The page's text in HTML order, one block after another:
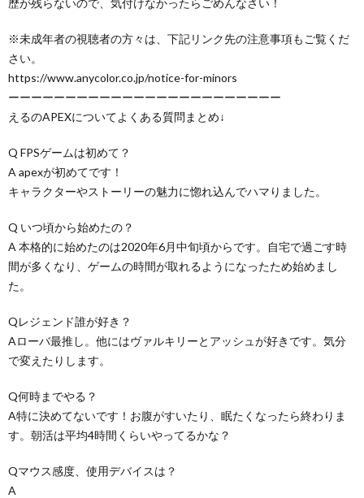
※未成年者の視聴者の方々は、下記リンク先の注意事項もご覧くだ
さい。
https://www.anycolor.co.jp/notice-for-minors
ーーーーーーーーーーーーーーーーーーーーーーーー
えるのAPEXについてよくある質問まとめ↓
Q FPSゲームは初めて？
A apexが初めてです！
キャラクターやストーリーの魅力に惚れ込んでハマりました。
Q いつ頃から始めたの？
A 本格的に始めたのは2020年6月中旬頃からです。自宅で過ごす時
間が多くなり、ゲームの時間が取れるようになったため始めまし
た。
Qレジェンド誰が好き？
Aローバ最推し。他にはヴァルキリーとアッシュが好きです。気分
で変えたりします。
Q何時までやる？
A特に決めてないです！お腹がすいたり、眠たくなったら終わりま
す。朝活は平均4時間くらいやってるかな？
Qマウス感度、使用デバイスは？
A